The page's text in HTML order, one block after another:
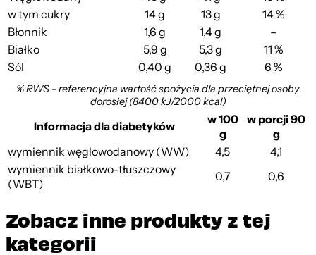
w tym cukry
14 g 13 g
14 %
Błonnik
1,6 g 1,4 g
–
Białko
5,9 g 5,3 g
11 %
Sól
0,40 g 0,36 g 6 %
% RWS - referencyjna wartość spożycia dla przeciętnej osoby
dorosłej (8400 kJ/2000 kcal)
Informacja dla diabetyków
w 100
g
w porcji 90
g
wymiennik węglowodanowy (WW)
4,5
4,1
wymiennik białkowo-tłuszczowy
(WBT)
0,7 0,6
Zobacz inne produkty z tej
kategorii